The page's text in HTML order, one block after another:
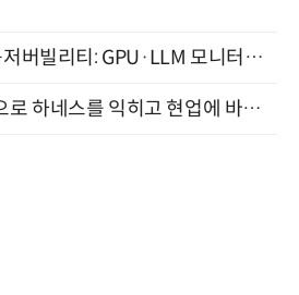
[올쇼TV] AI 시대의 옵저버빌리티: GPU·LLM 모니터링부터 AI 기반 장애 대응까지 (8/11 생방송)
단 하루, 이론과 실습으로 하네스를 익히고 현업에 바로 쓰는 핸즈온 워크숍 (8/20)